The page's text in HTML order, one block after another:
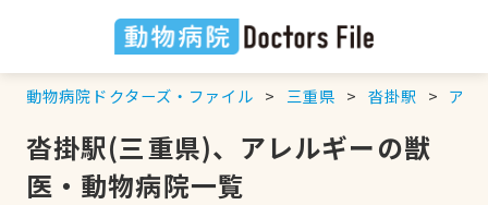
動物病院ドクターズ・ファイル 三重県 沓掛駅 アレ
沓掛駅(三重県)、アレルギーの獣
医・動物病院一覧